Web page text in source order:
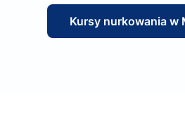
Kursy nurkowania w